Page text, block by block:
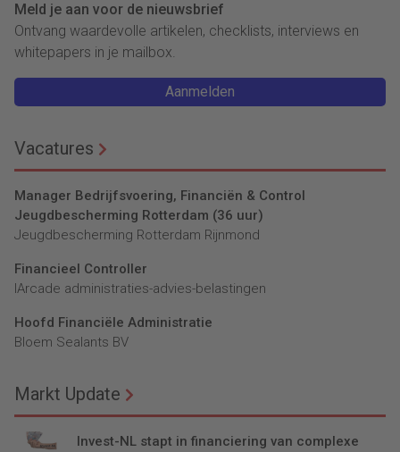
Meld je aan voor de nieuwsbrief
Ontvang waardevolle artikelen, checklists, interviews en
whitepapers in je mailbox.
Aanmelden
Vacatures
Manager Bedrijfsvoering, Financiën & Control
Jeugdbescherming Rotterdam (36 uur)
Jeugdbescherming Rotterdam Rijnmond
Financieel Controller
lArcade administraties-advies-belastingen
Hoofd Financiële Administratie
Bloem Sealants BV
Markt Update
Invest-NL stapt in financiering van complexe